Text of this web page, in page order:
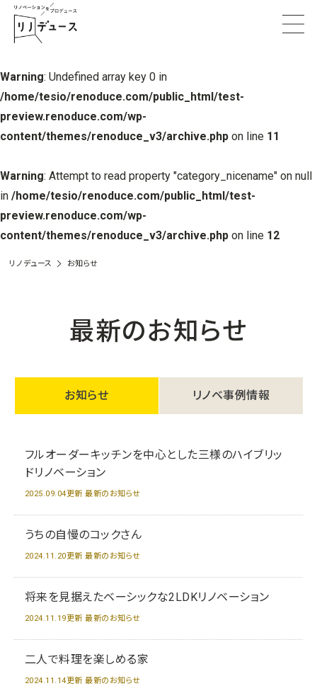
Warning: Undefined array key 0 in
/home/tesio/renoduce.com/public_html/test-
preview.renoduce.com/wp-
content/themes/renoduce_v3/archive.php on line 11
Warning: Attempt to read property "category_nicename" on null
in /home/tesio/renoduce.com/public_html/test-
preview.renoduce.com/wp-
content/themes/renoduce_v3/archive.php on line 12
リノデュース お知らせ
最新のお知らせ
お知らせ リノベ事例情報
フルオーダーキッチンを中心とした三様のハイブリッ
ドリノベーション
2025.09.04更新 最新のお知らせ
うちの自慢のコックさん
2024.11.20更新 最新のお知らせ
将来を見据えたベーシックな2LDKリノベーション
2024.11.19更新 最新のお知らせ
二人で料理を楽しめる家
2024.11.14更新 最新のお知らせ